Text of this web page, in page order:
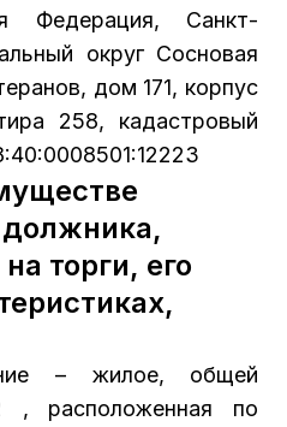
Федерация, Санкт-
округ Сосновая
дом 171, корпус
258, кадастровый
торги, его
– жилое, общей
расположенная по